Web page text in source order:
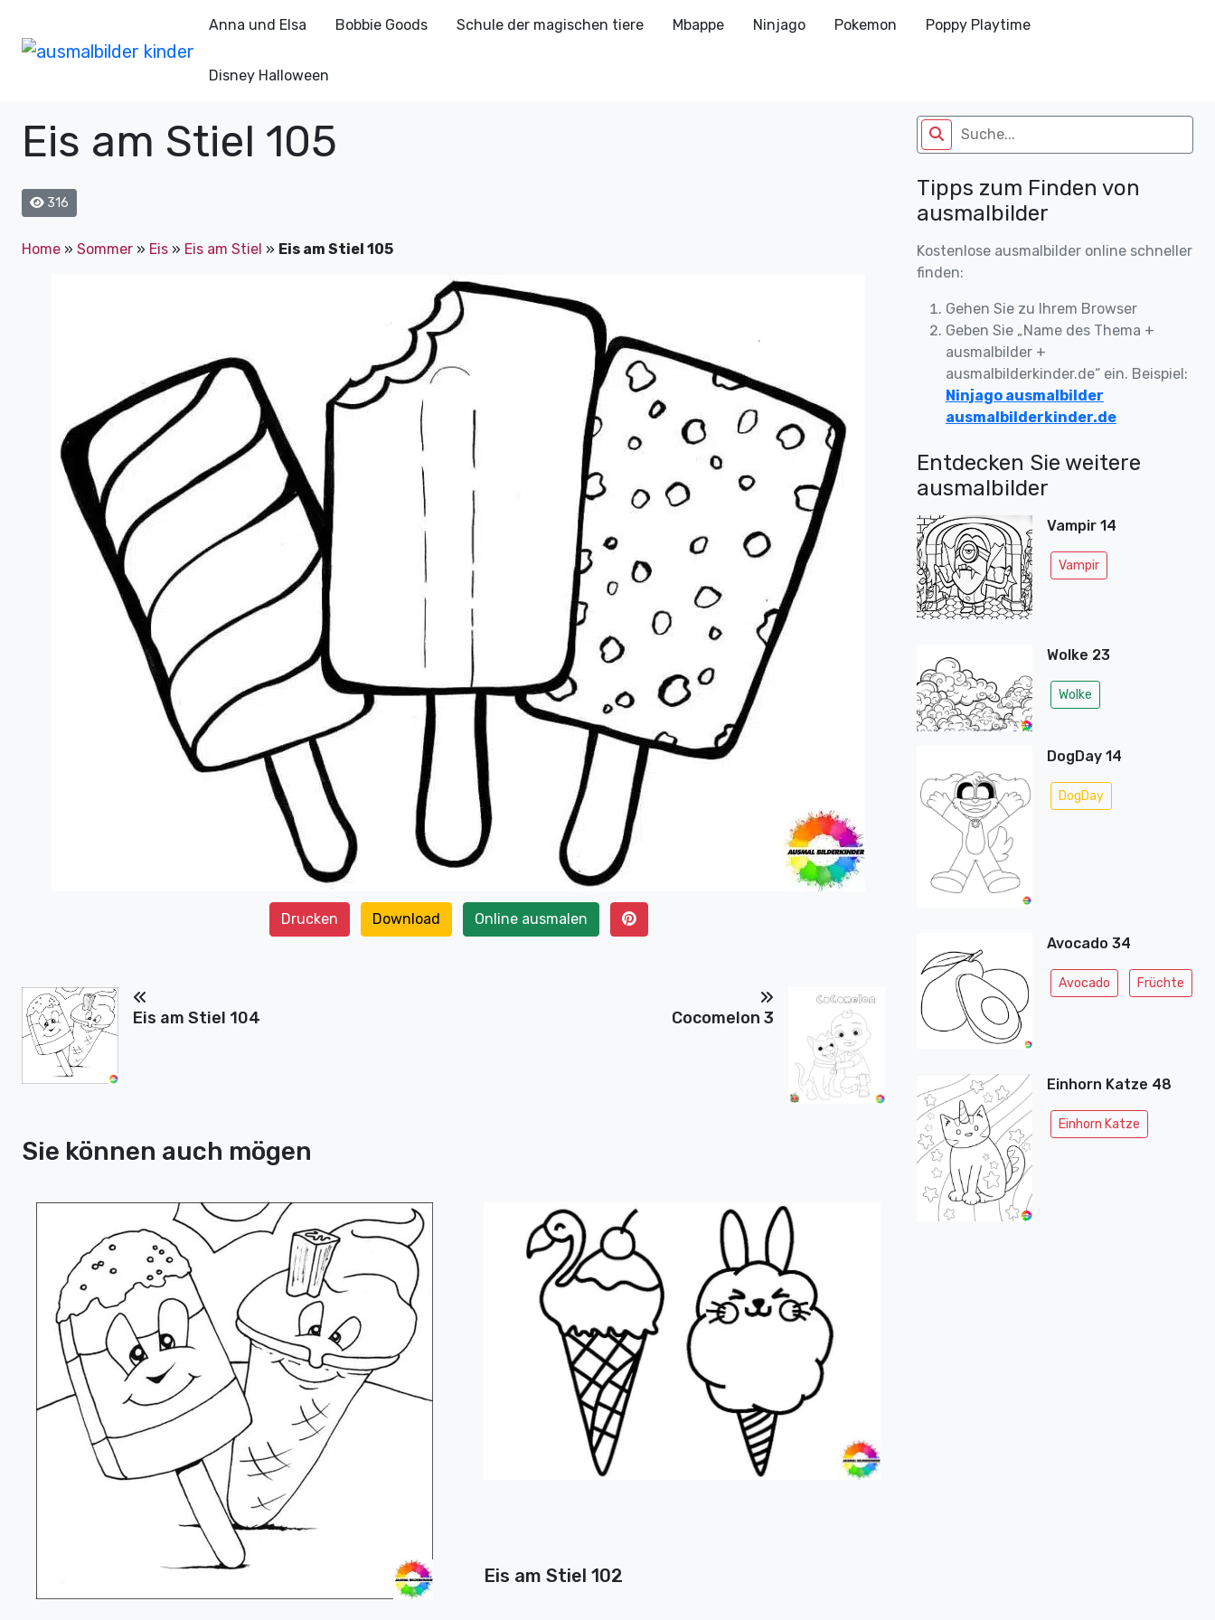
Anna und Elsa Bobbie Goods Schule der magischen tiere Mbappe Ninjago Pokemon Poppy Playtime
Disney Halloween
Eis am Stiel 105
316
Home » Sommer » Eis » Eis am Stiel » Eis am Stiel 105
Drucken Download Online ausmalen
Eis am Stiel 104 Cocomelon 3
Sie können auch mögen
Eis am Stiel 102
Tipps zum Finden von
ausmalbilder
Kostenlose ausmalbilder online schneller
finden:
Gehen Sie zu Ihrem Browser
Geben Sie „Name des Thema +
ausmalbilder +
ausmalbilderkinder.de“ ein. Beispiel:
Ninjago ausmalbilder
ausmalbilderkinder.de
Entdecken Sie weitere
ausmalbilder
Vampir 14
Vampir
Wolke 23
Wolke
DogDay 14
DogDay
Avocado 34
Avocado Früchte
Einhorn Katze 48
Einhorn Katze